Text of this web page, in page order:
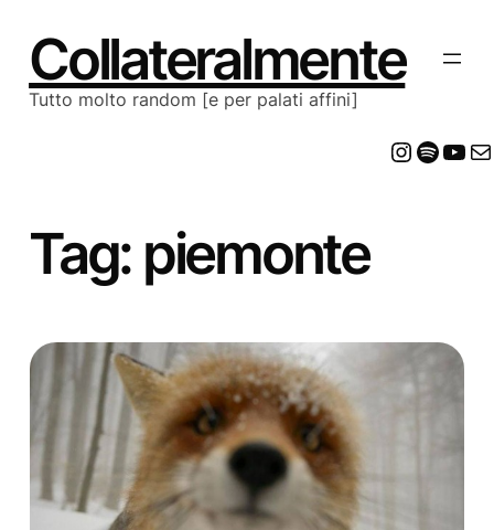
contenuto
Collateralmente
Tutto molto random [e per palati affini]
Tag: piemonte